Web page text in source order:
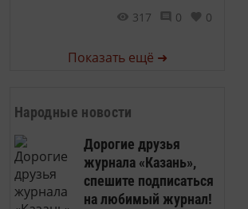
317
0 0
Показать ещё ➜
Народные новости
Дорогие друзья
журнала «Казань»,
спешите подписаться
на любимый журнал!